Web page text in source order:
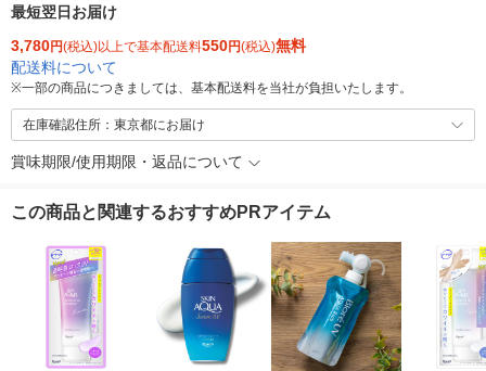
最短翌日お届け
3,780円(税込)以上で基本配送料550円(税込)無料
配送料について
※一部の商品につきましては、基本配送料を当社が負担いたします。
在庫確認住所：東京都にお届け
賞味期限/使用期限・返品について
この商品と関連するおすすめPRアイテム